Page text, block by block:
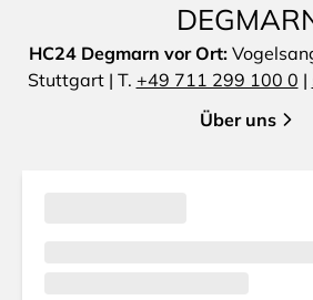
HC24 Degmarn vor Ort:
Stuttgart | T. +49 711 299 100 0 |
Über uns